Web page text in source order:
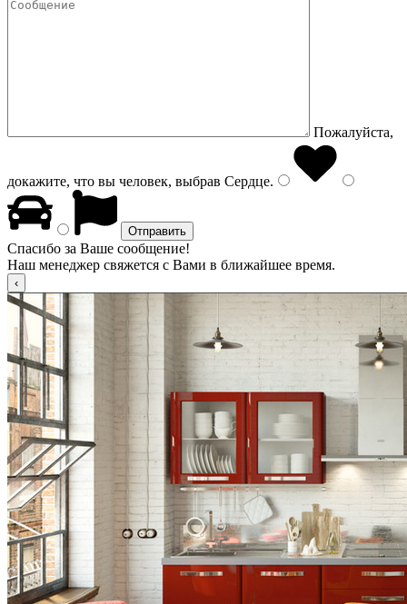
Пожалуйста,
докажите, что вы человек, выбрав Сердце.
Спасибо за Ваше сообщение!
Наш менеджер свяжется с Вами в ближайшее время.